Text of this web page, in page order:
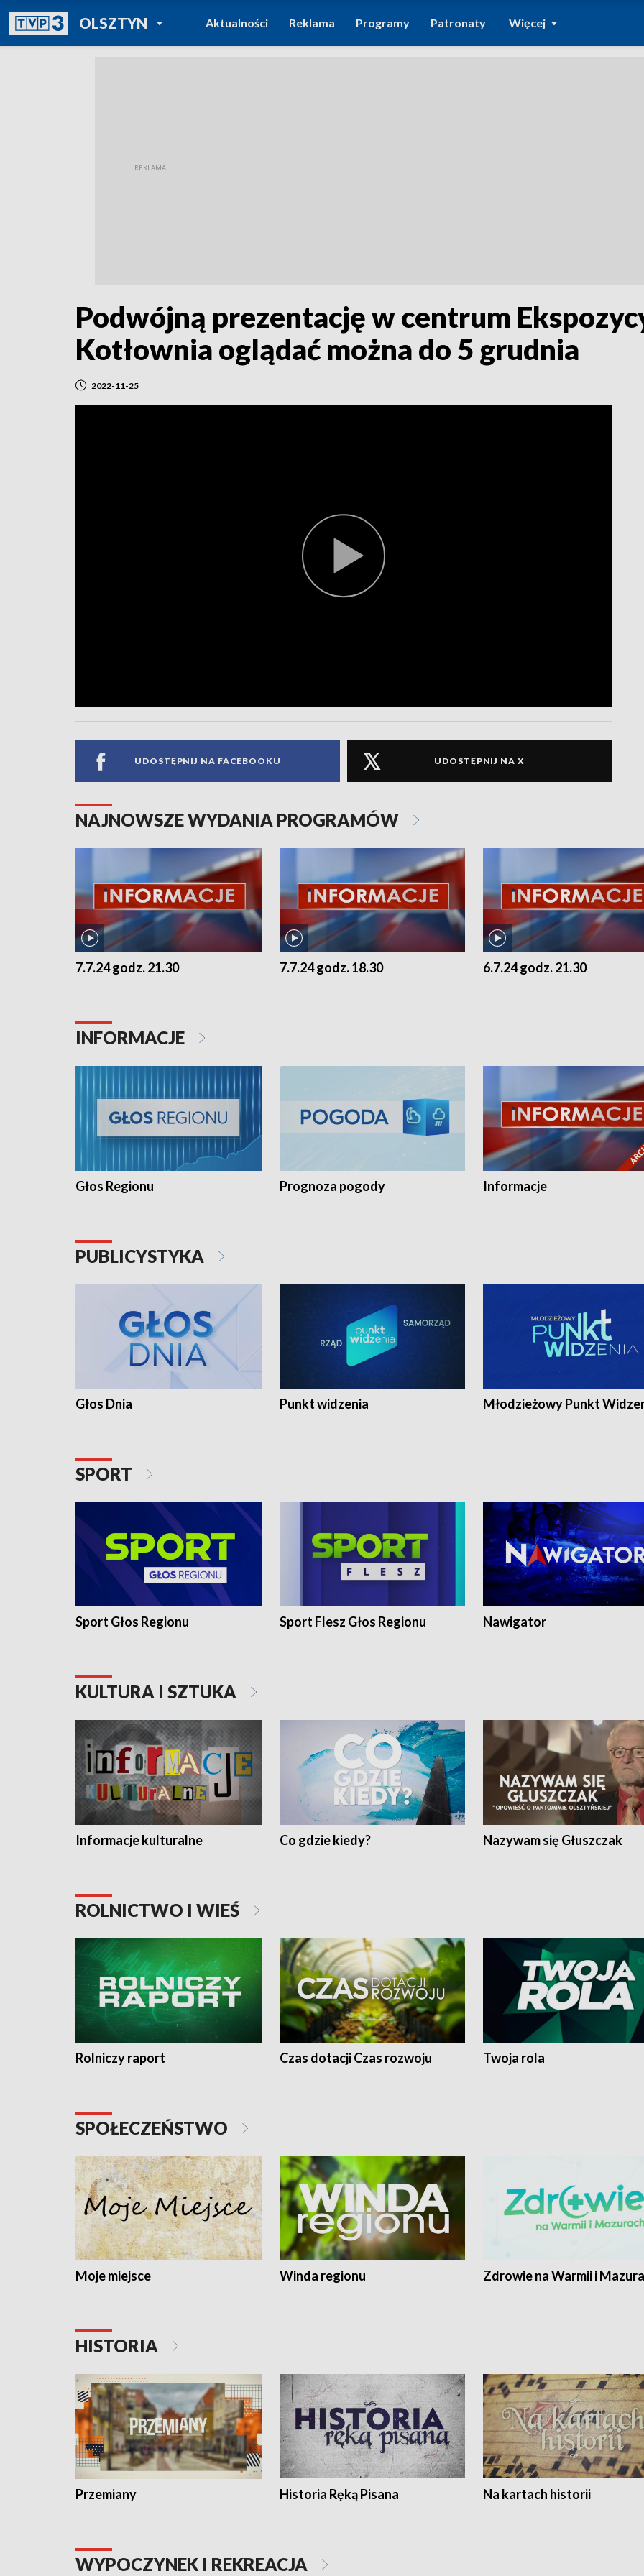
OLSZTYNPOWRÓT DO
TVP REGIONY
Aktualności Reklama Programy Patronaty Więcej
Podwójną prezentację w centrum
Kotłownia oglądać można do 5 grudnia
2022-11-25
UDOSTĘPNIJ NA FACEBOOKU UDOSTĘPNIJ NA X
NAJNOWSZE WYDANIA PROGRAMÓW
7.7.24 godz. 21.30 7.7.24 godz. 18.30 6.7.24 godz. 21.30
INFORMACJE
Głos Regionu Prognoza pogody Informacje
PUBLICYSTYKA
Głos Dnia Punkt widzenia Młodzieżowy Punkt
SPORT
Sport Głos Regionu Sport Flesz Głos Regionu Nawigator
KULTURA I SZTUKA
Informacje kulturalne Co gdzie kiedy? Nazywam się Głuszczak
ROLNICTWO I WIEŚ
Rolniczy raport Czas dotacji Czas rozwoju Twoja rola
SPOŁECZEŃSTWO
Moje miejsce Winda regionu Zdrowie na Warmii i
HISTORIA
Przemiany Historia Ręką Pisana Na kartach historii
WYPOCZYNEK I REKREACJA